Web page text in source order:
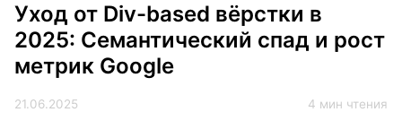
Уход от Div-based вёрстки в
2025: Семантический спад и рост
метрик Google
21.06.2025 4 мин чтения